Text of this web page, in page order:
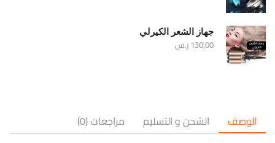
جهاز الشعر الكيرلي
130,00ر.س
الوصف الشحن و التسليم
مراجعات (0)